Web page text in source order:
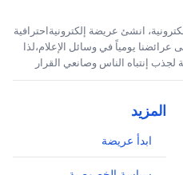
انشئ عريضة إلكترونيةاحترافية
عرائضنا يومياً في وسائل الإعلام،لذا
إنتباه الناس وصانعي القرار
المزيد
ابدأ عريضة